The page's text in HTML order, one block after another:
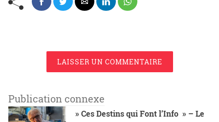
LAISSER UN COMMENTAIRE
Publication connexe
» Ces Destins qui Font l’Info » – Le